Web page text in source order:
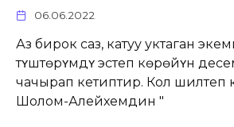
06.06.2022
Аз бирок саз, катуу уктаган
тʏштѳрʏмдʏ эстеп кѳрѳйʏн
чачырап кетиптир. Кол шилтеп
Шолом-Алейхемдин "